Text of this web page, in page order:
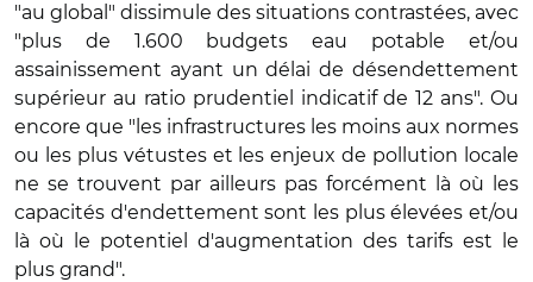
"au global" dissimule des situations contrastées, avec
"plus de 1.600 budgets eau potable et/ou
assainissement ayant un délai de désendettement
supérieur au ratio prudentiel indicatif de 12 ans". Ou
encore que "les infrastructures les moins aux normes
ou les plus vétustes et les enjeux de pollution locale
ne se trouvent par ailleurs pas forcément là où les
capacités d'endettement sont les plus élevées et/ou
là où le potentiel d'augmentation des tarifs est le
plus grand".